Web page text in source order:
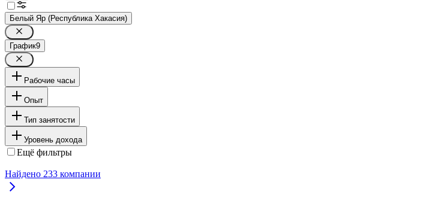
Белый Яр (Республика Хакасия)
График9
Рабочие часы
Опыт
Тип занятости
Уровень дохода
Ещё фильтры
Найдено 233 компании